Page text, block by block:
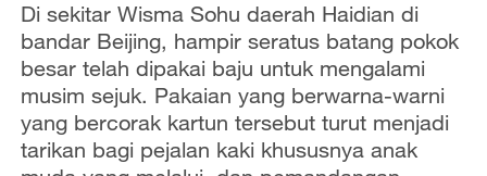
Di sekitar Wisma Sohu daerah Haidian di
bandar Beijing, hampir seratus batang pokok
besar telah dipakai baju untuk mengalami
musim sejuk. Pakaian yang berwarna-warni
yang bercorak kartun tersebut turut menjadi
tarikan bagi pejalan kaki khususnya anak